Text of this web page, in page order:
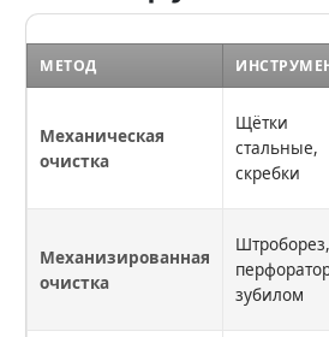
МЕТОД
Механическая
очистка
Щётки
стальные,
скребки
Механизированная
очистка
Штроборез,
зубилом